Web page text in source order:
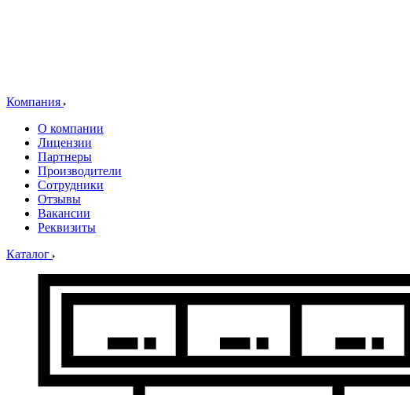
Компания
О компании
Лицензии
Партнеры
Производители
Сотрудники
Отзывы
Вакансии
Реквизиты
Каталог